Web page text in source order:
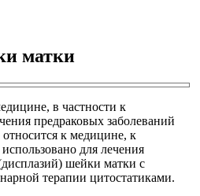
матки
в частности к
предраковых заболеваний
к медицине, к
для лечения
шейки матки с
терапии цитостатиками.